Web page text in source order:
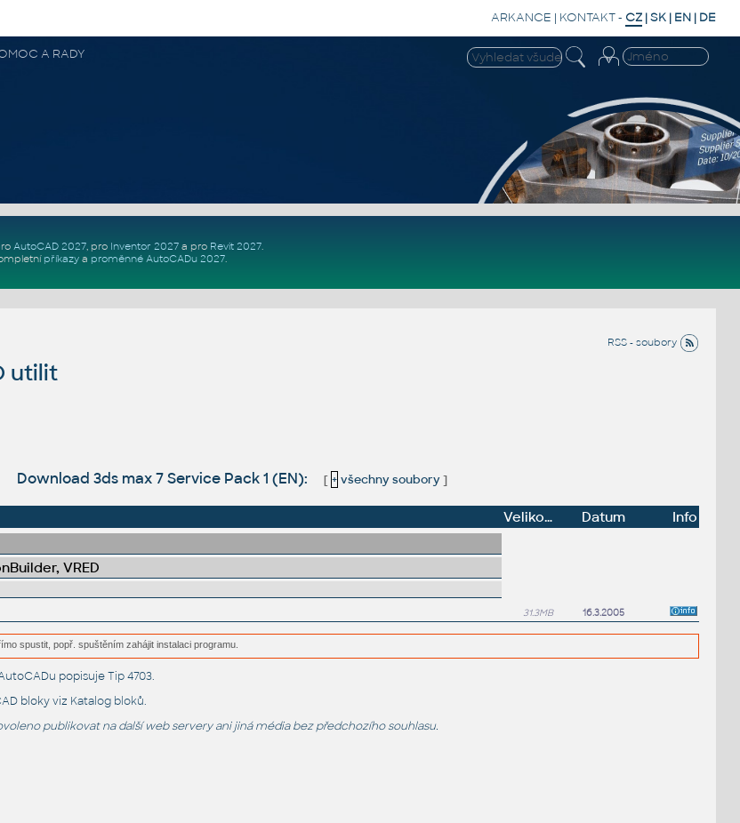
ARKANCE | KONTAKT- CZ |SK | EN | DE
A RADY
AutoCAD 2027, pro Inventor 2027a pro Revit 2027.
příkazya proměnné AutoCADu 2027.
RSS - soubory
utilit
Download 3ds max 7 Service Pack 1 (EN): [ + všechny soubory]
Velikost Datum
Info
VRED
31.3MB 16.3.2005
spustit, popř. spuštěním zahájit instalaci programu.
popisujeTip 4703.
bloky viz Katalog bloků.
publikovat na další web servery ani jiná média bez předchozího souhlasu.